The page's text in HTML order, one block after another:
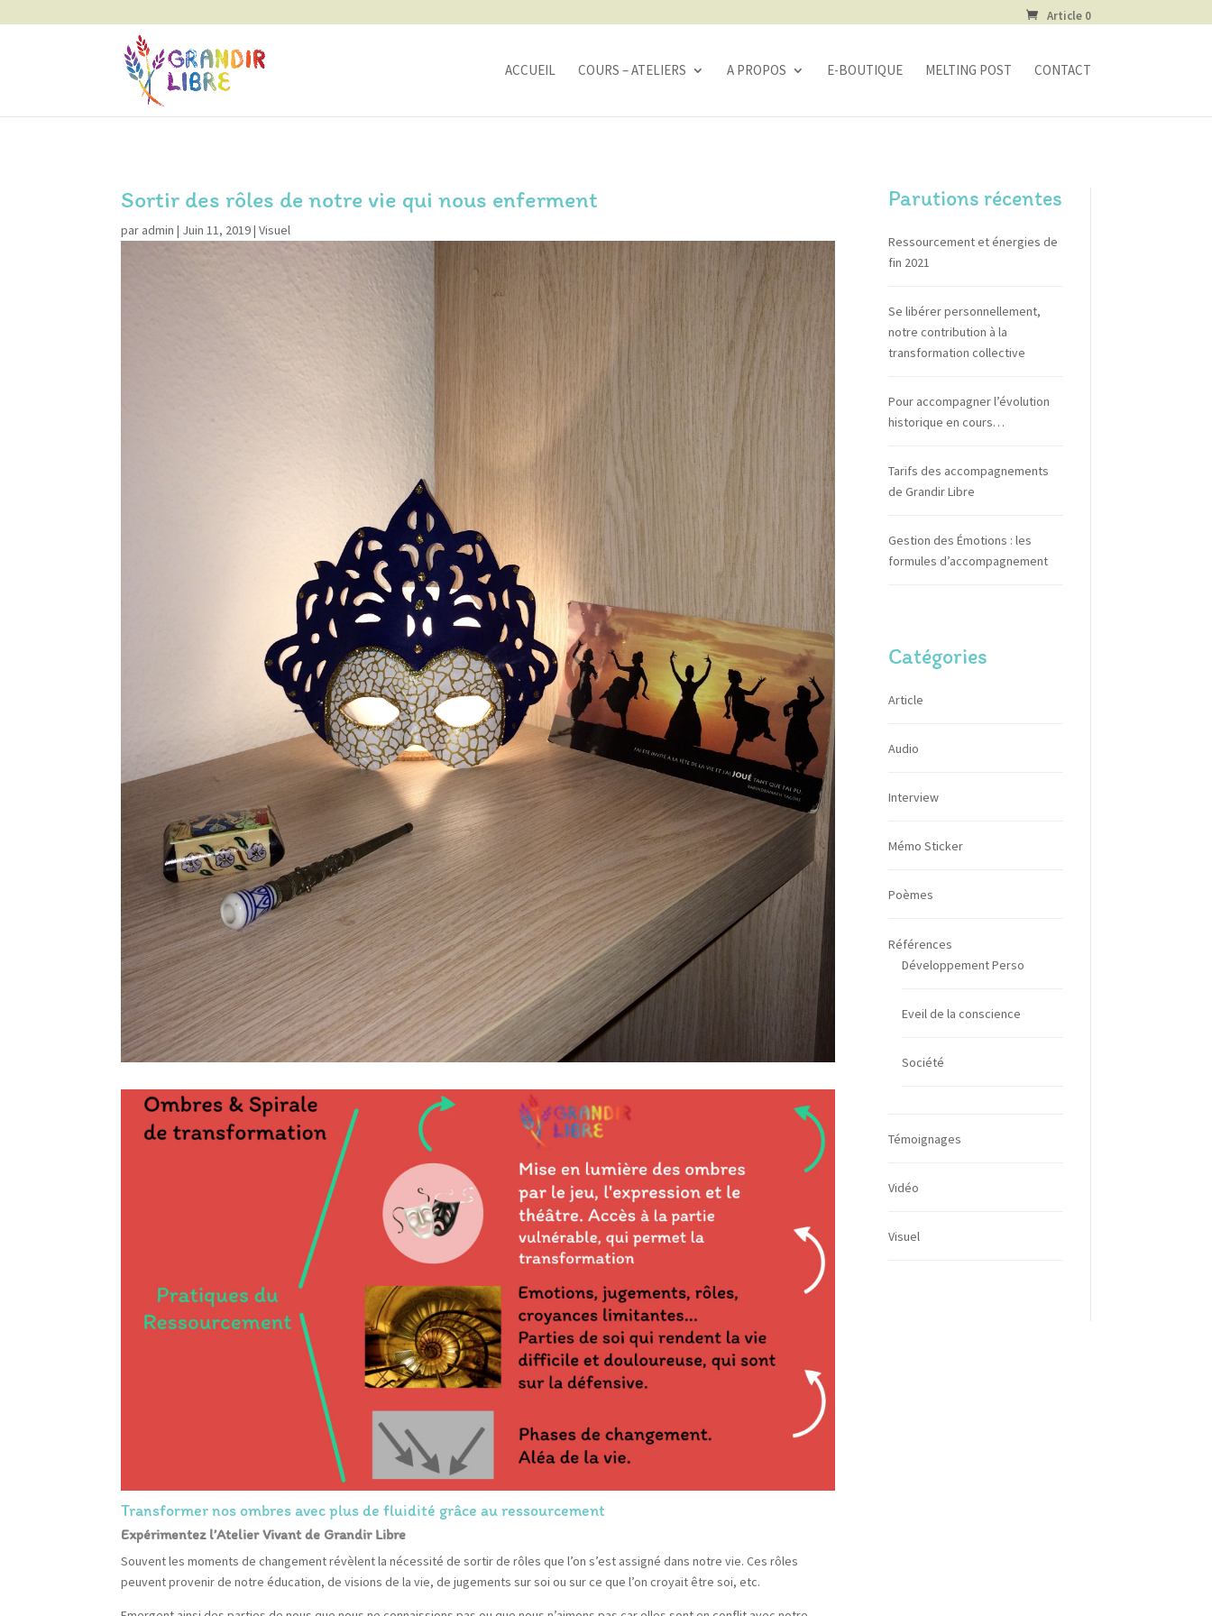
Article 0
ACCUEIL COURS – ATELIERS A PROPOS E-BOUTIQUE MELTING POST CONTACT
Sortir des rôles de notre vie qui nous enferment
par admin | Juin 11, 2019|Visuel
Transformer nos ombres avec plus de fluidité grâce au ressourcement
Expérimentez l’Atelier Vivant de Grandir Libre
Souvent les moments de changement révèlent la nécessité de sortir de rôles que l’on s’est assigné dans notre vie. Ces rôles
peuvent provenir de notre éducation, de visions de la vie, de jugements sur soi ou sur ce que l’on croyait être soi, etc.
Parutions récentes
Ressourcement et énergies de
fin 2021
Se libérer personnellement,
notre contribution à la
transformation collective
Pour accompagner l’évolution
historique en cours…
Tarifs des accompagnements
de Grandir Libre
Gestion des Émotions : les
formules d’accompagnement
Catégories
Article
Audio
Interview
Mémo Sticker
Poèmes
Références
Développement Perso
Eveil de la conscience
Société
Témoignages
Vidéo
Visuel